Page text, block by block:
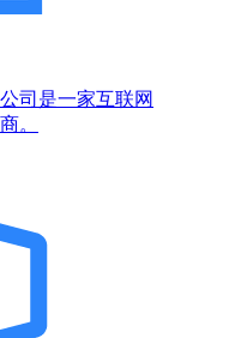
司是一家互联网
。